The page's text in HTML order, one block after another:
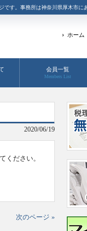
す。事務所は神奈川県厚木市に
ホーム
会員一覧
Members List
2020/06/19
ください。
次のページ »